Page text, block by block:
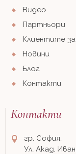
Видео
Партньори
Клиентите за
Новини
Блог
Контакти
Контакти
гр. София.
Ул. Акад.